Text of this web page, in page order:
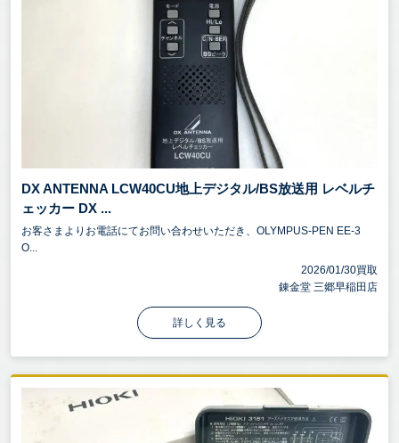
DX ANTENNA LCW40CU地上デジタル/BS放送用 レベルチ
ェッカー DX ...
お客さまよりお電話にてお問い合わせいただき、OLYMPUS-PEN EE-3
O...
2026/01/30買取
錬金堂 三郷早稲田店
詳しく見る